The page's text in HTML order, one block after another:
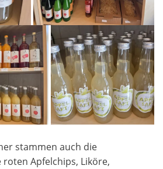
stammen auch die
Apfelchips, Liköre,